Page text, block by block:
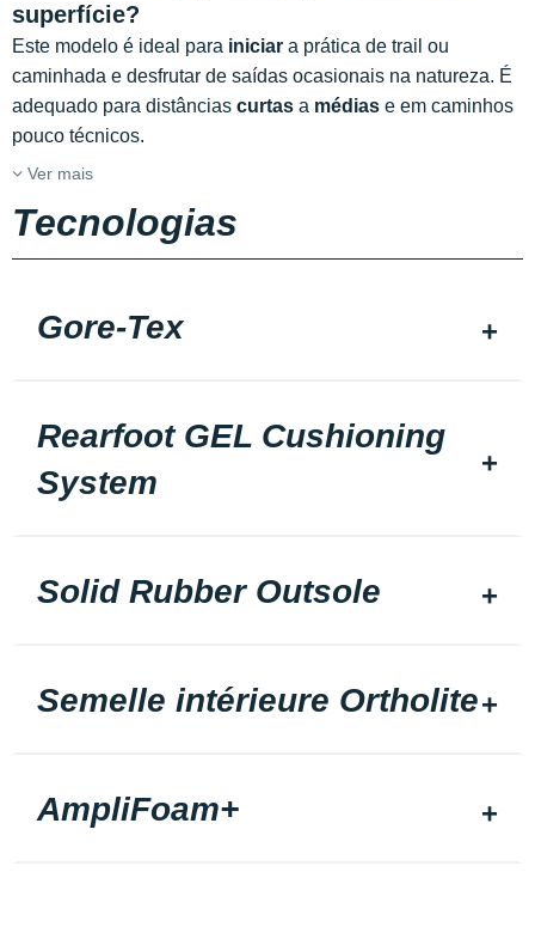
superfície?
Este modelo é ideal para iniciar a prática de trail ou
caminhada e desfrutar de saídas ocasionais na natureza. É
adequado para distâncias curtas a médias e em caminhos
pouco técnicos.
Ver mais
Tecnologias
Gore-Tex
Rearfoot GEL Cushioning
System
Solid Rubber Outsole
Semelle intérieure Ortholite
AmpliFoam+